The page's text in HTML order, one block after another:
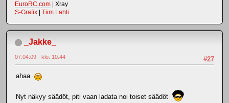
EuroRC.com | Xray
S-Grafix
Tiim Lahti
_Jakke_
#27
07.04.09 - klo: 10.44
ahaa
Nyt näkyy säädöt, piti vaan ladata noi toiset säädöt